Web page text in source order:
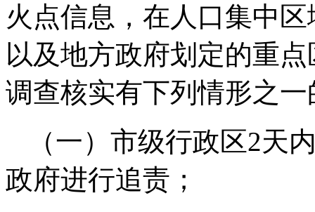
火点信息，在人口集中
以及地方政府划定的重
调查核实有下列情形之
（一）市级行政区2天
政府进行追责；